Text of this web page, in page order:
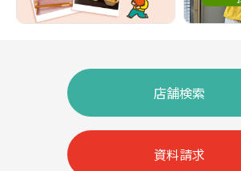
店舗検索
資料請求